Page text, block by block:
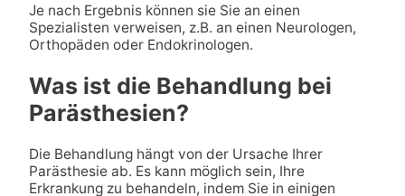
Je nach Ergebnis können sie Sie an einen
Spezialisten verweisen, z.B. an einen Neurologen,
Orthopäden oder Endokrinologen.
Was ist die Behandlung bei
Parästhesien?
Die Behandlung hängt von der Ursache Ihrer
Parästhesie ab. Es kann möglich sein, Ihre
Erkrankung zu behandeln, indem Sie in einigen